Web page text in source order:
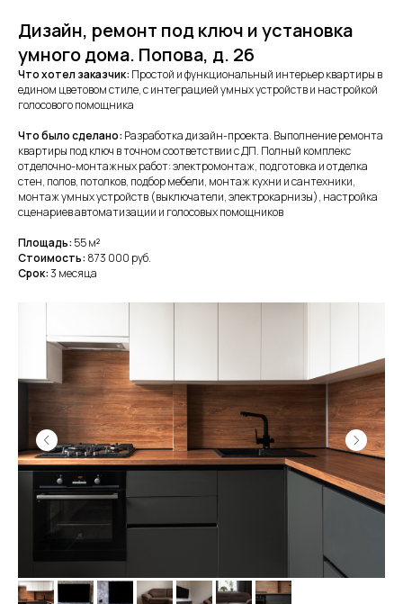
Дизайн, ремонт под ключ и установка
умного дома. Попова, д. 26
Что хотел заказчик: Простой и функциональный интерьер квартиры в
едином цветовом стиле, с интеграцией умных устройств и настройкой
голосового помощника
Что было сделано: Разработка дизайн-проекта. Выполнение ремонта
квартиры под ключ в точном соответствии с ДП. Полный комплекс
отделочно-монтажных работ: электромонтаж, подготовка и отделка
стен, полов, потолков, подбор мебели, монтаж кухни и сантехники,
монтаж умных устройств (выключатели, электрокарнизы), настройка
сценариев автоматизации и голосовых помощников
Площадь: 55м²
Стоимость: 873 000 руб.
Срок:3 месяца